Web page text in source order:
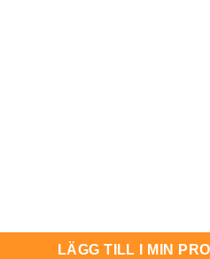
LÄGG TILL I MIN